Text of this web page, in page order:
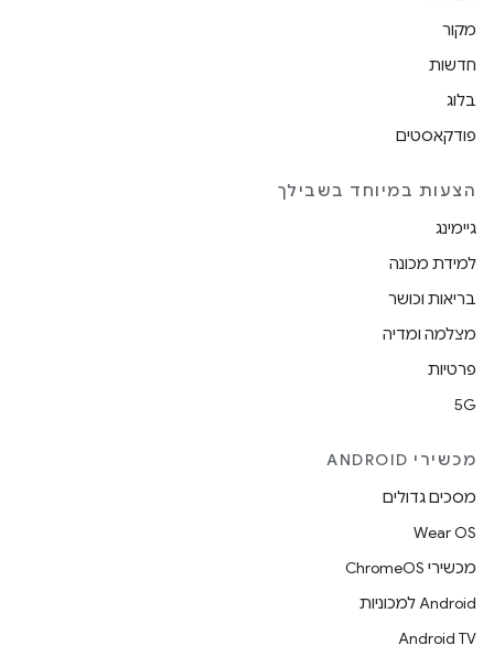
מקור
חדשות
בלוג
פודקאסטים
הצעות במיוחד בשבילך
גיימינג
למידת מכונה
בריאות וכושר
מצלמה ומדיה
פרטיות
5G
מכשירי ANDROID
מסכים גדולים
Wear OS
מכשירי ChromeOS
Android למכוניות
Android TV